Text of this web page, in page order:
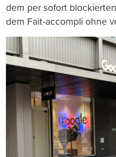
dem per sofort
dem Fait-accompli ohne